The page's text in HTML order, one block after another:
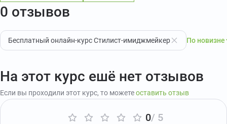
0 отзывов
Бесплатный онлайн-курс Стилист-имиджмейкер По новизне
На этот курс ешё нет отзывов
Если вы проходили этот курс, то можетеоставить отзыв
0/ 5